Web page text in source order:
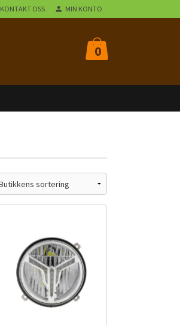
KONTAKT OSS MIN KONTO
0